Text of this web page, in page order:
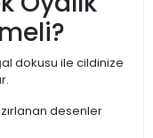
dokusu ile cildinize
desenler